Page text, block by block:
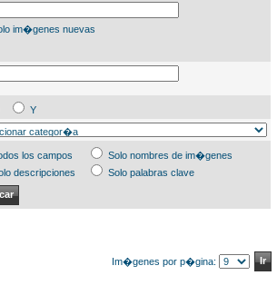
im�genes nuevas
Y
los campos
Solo nombres de im�genes
descripciones
Solo palabras clave
Im�genes por p�gina: